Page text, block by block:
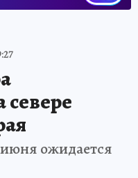
севере
ожидается